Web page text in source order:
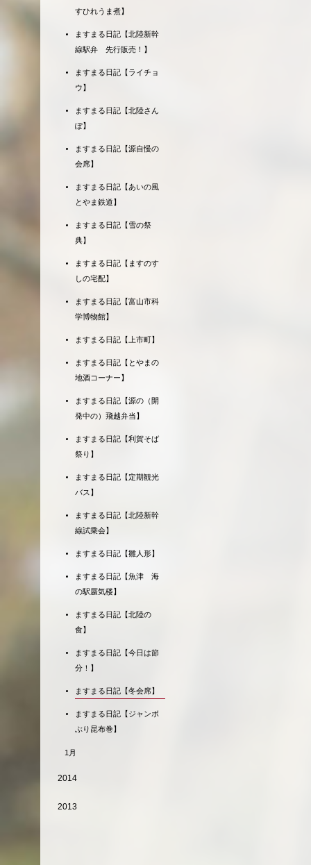
すひれうま煮】
ますまる日記【北陸新幹
線駅弁 先行販売！】
ますまる日記【ライチョ
ウ】
ますまる日記【北陸さん
ぽ】
ますまる日記【源自慢の
会席】
ますまる日記【あいの風
とやま鉄道】
ますまる日記【雪の祭
典】
ますまる日記【ますのす
しの宅配】
ますまる日記【富山市科
学博物館】
ますまる日記【上市町】
ますまる日記【とやまの
地酒コーナー】
ますまる日記【源の（開
発中の）飛越弁当】
ますまる日記【利賀そば
祭り】
ますまる日記【定期観光
バス】
ますまる日記【北陸新幹
線試乗会】
ますまる日記【雛人形】
ますまる日記【魚津 海
の駅蜃気楼】
ますまる日記【北陸の
食】
ますまる日記【今日は節
分！】
ますまる日記【冬会席】
ますまる日記【ジャンボ
ぶり昆布巻】
1月
2014
2013